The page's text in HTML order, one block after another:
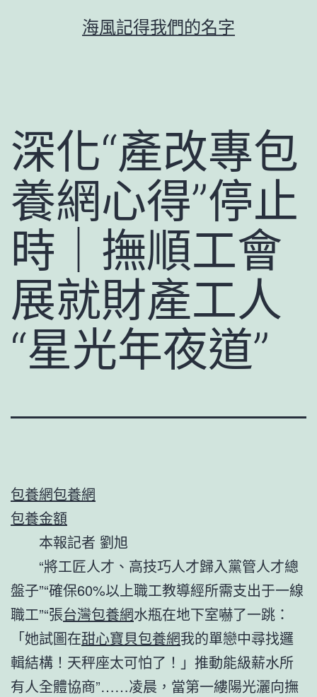
海風記得我們的名字
深化“產改專包
養網心得”停止
時｜撫順工會
展就財產工人
“星光年夜道”
包養網包養網
包養金額
本報記者 劉旭
“將工匠人才、高技巧人才歸入黨管人才總
盤子”“確保60%以上職工教導經所需支出于一線
職工”“張台灣包養網水瓶在地下室嚇了一跳：
「她試圖在甜心寶貝包養網我的單戀中尋找邏
輯結構！天秤座太可怕了！」推動能級薪水所
有人全體協商”……凌晨，當第一縷陽光灑向撫